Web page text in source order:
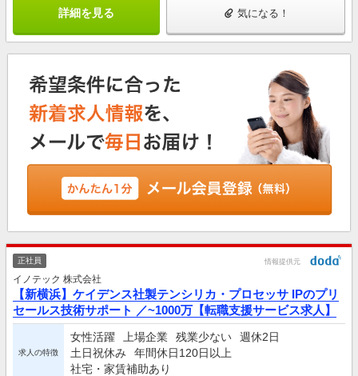
詳細を見る 気になる！
正社員 情報提供元
イノテック 株式会社
【新横浜】ケイデンス社製テンシリカ・プロセッサ IPのプリ
セールス技術サポート ／~1000万【転職支援サービス求人】
求人の特徴
女性活躍 上場企業 残業少ない
週休2日
土日祝休み
年間休日120日以上
社宅・家賃補助あり